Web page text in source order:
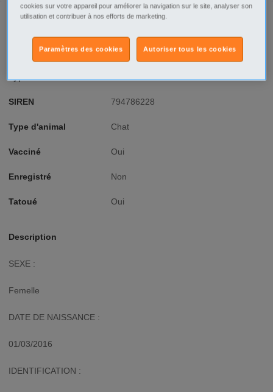
Prix
160€
Cher
SIREN 794786228
Type d'animal Chat
Vacciné Oui
Enregistré Non
Tatoué Oui
Description
SEXE :
Femelle
DATE DE NAISSANCE :
01/03/2016
IDENTIFICATION :
cookies sur votre appareil pour améliorer la navigation sur le site, analyser son
utilisation et contribuer à nos efforts de marketing.
Autoriser tous les cookies
Paramètres des cookies